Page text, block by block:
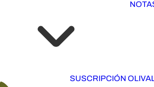
SUSCRIPCIÓN OLIVA